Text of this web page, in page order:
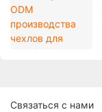
Связаться с нами